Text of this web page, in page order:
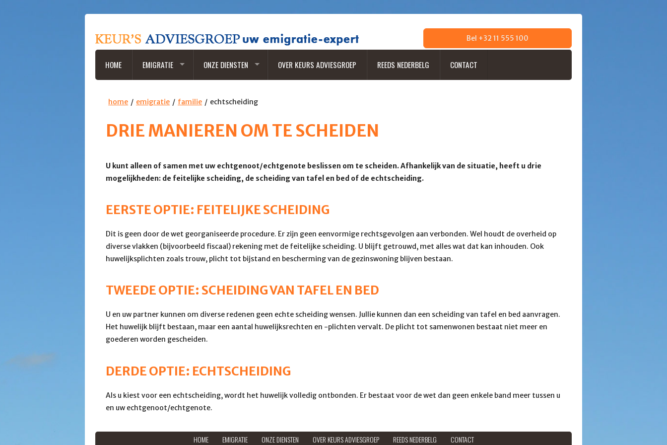
Bel +32 11 555 100
HOME EMIGRATIE ONZE DIENSTEN OVER KEURS ADVIESGROEP REEDS NEDERBELG CONTACT
home emigratie familie echtscheiding
DRIE MANIEREN OM TE SCHEIDEN
U kunt alleen of samen met uw echtgenoot/echtgenote beslissen om te scheiden. Afhankelijk van de situatie, heeft u drie
mogelijkheden: de feitelijke scheiding, de scheiding van tafel en bed of de echtscheiding.
EERSTE OPTIE: FEITELIJKE SCHEIDING
Dit is geen door de wet georganiseerde procedure. Er zijn geen eenvormige rechtsgevolgen aan verbonden. Wel houdt de overheid op
diverse vlakken (bijvoorbeeld fiscaal) rekening met de feitelijke scheiding. U blijft getrouwd, met alles wat dat kan inhouden. Ook
huwelijksplichten zoals trouw, plicht tot bijstand en bescherming van de gezinswoning blijven bestaan.
TWEEDE OPTIE: SCHEIDING VAN TAFEL EN BED
U en uw partner kunnen om diverse redenen geen echte scheiding wensen. Jullie kunnen dan een scheiding van tafel en bed aanvragen.
Het huwelijk blijft bestaan, maar een aantal huwelijksrechten en -plichten vervalt. De plicht tot samenwonen bestaat niet meer en
goederen worden gescheiden.
DERDE OPTIE: ECHTSCHEIDING
Als u kiest voor een echtscheiding, wordt het huwelijk volledig ontbonden. Er bestaat voor de wet dan geen enkele band meer tussen u
en uw echtgenoot/echtgenote.
HOME EMIGRATIE ONZE DIENSTEN OVER KEURS ADVIESGROEP REEDS NEDERBELG CONTACT